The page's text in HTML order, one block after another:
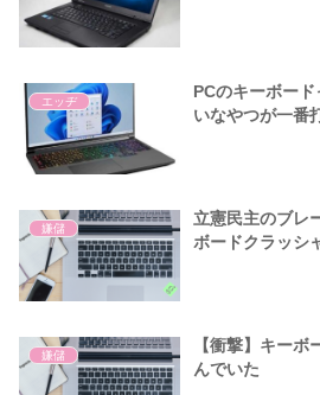
エッヂ
PCのキーボー
いなやつが一番
嫌儲
立憲民主のブレ
ボードクラッシ
嫌儲
【衝撃】キー
んでいた